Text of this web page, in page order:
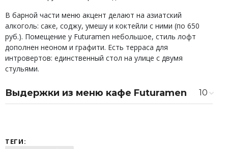
В барной части меню акцент делают на азиатский
алкоголь: саке, соджу, умешу и коктейли с ними (по 650
руб.). Помещение у Futuramen небольшое, стиль лофт
дополнен неоном и графити. Есть терраса для
интровертов: единственный стол на улице с двумя
стульями.
Выдержки из меню кафе Futuramen
10
Ананас кимчи, кинза
ТЕГИ: